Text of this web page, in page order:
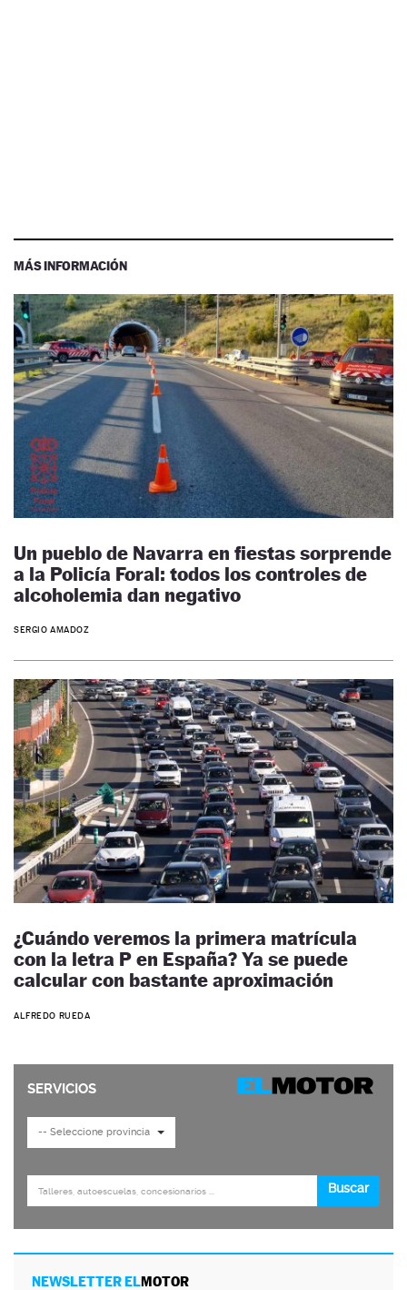
MÁS INFORMACIÓN
Un pueblo de Navarra en fiestas sorprende
a la Policía Foral: todos los controles de
alcoholemia dan negativo
SERGIO AMADOZ
¿Cuándo veremos la primera matrícula
con la letra P en España? Ya se puede
calcular con bastante aproximación
ALFREDO RUEDA
NEWSLETTER ELMOTOR